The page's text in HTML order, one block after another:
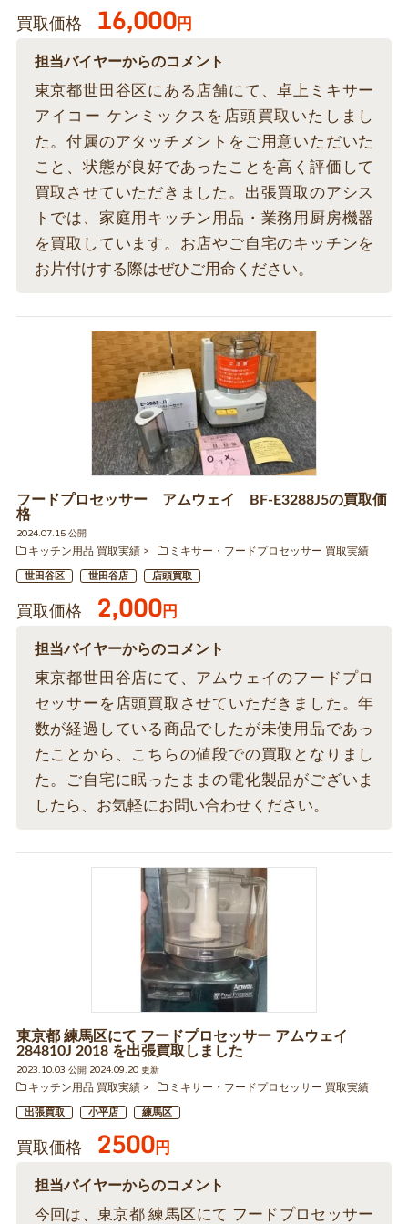
買取価格 16,000円
担当バイヤーからのコメント
東京都世田谷区にある店舗にて、卓上ミキサー
アイコー ケンミックスを店頭買取いたしまし
た。付属のアタッチメントをご用意いただいた
こと、状態が良好であったことを高く評価して
買取させていただきました。出張買取のアシス
トでは、家庭用キッチン用品・業務用厨房機器
を買取しています。お店やご自宅のキッチンを
お片付けする際はぜひご用命ください。
フードプロセッサー アムウェイ BF-E3288J5の買取価
格
2024.07.15 公開
キッチン用品 買取実績
ミキサー・フードプロセッサー 買取実績
世田谷区 世田谷店 店頭買取
買取価格 2,000円
担当バイヤーからのコメント
東京都世田谷店にて、アムウェイのフードプロ
セッサーを店頭買取させていただきました。年
数が経過している商品でしたが未使用品であっ
たことから、こちらの値段での買取となりまし
た。ご自宅に眠ったままの電化製品がございま
したら、お気軽にお問い合わせください。
東京都 練馬区にて フードプロセッサー アムウェイ
284810J 2018 を出張買取しました
2023.10.03 公開 2024.09.20 更新
キッチン用品 買取実績
ミキサー・フードプロセッサー 買取実績
出張買取 小平店 練馬区
買取価格 2500円
担当バイヤーからのコメント
今回は、東京都 練馬区にて フードプロセッサー